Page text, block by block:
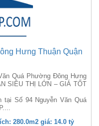
Hưng Thuận Quận
Quá Phường Đông Hưng
SIÊU THỊ LỚN – GIÁ TỐT
tại Số 94 Nguyễn Văn Quá
280.0m2 giá: 14.0 tỷ